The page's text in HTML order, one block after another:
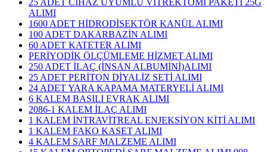
ALIMI
1600 ADET HİDRODİSEKTÖR KANÜL ALIMI
100 ADET DAKARBAZİN ALIMI
60 ADET KATETER ALIMI
PERİYODİK ÖLÇÜMLEME HİZMET ALIMI
250 ADET İLAÇ (İNSAN ALBUMİNİ)ALIMI
25 ADET PERİTON DİYALİZ SETİ ALIMI
24 ADET YARA KAPAMA MATERYELİ ALIMI
6 KALEM BASILI EVRAK ALIMI
2086-1 KALEM İLAÇ ALIMI
1 KALEM İNTRAVİTREAL ENJEKSİYON KİTİ ALIMI
1 KALEM FAKO KASET ALIMI
4 KALEM SARF MALZEME ALIMI